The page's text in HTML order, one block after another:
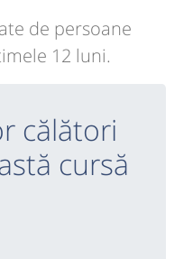
de persoane
12 luni.
călători
cursă